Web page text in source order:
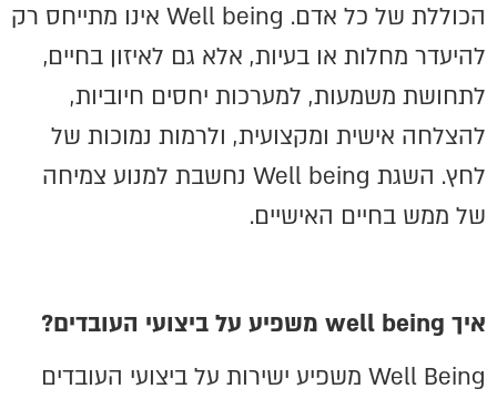
הכוללת של כל אדם. Well being אינו מתייחס רק
להיעדר מחלות או בעיות, אלא גם לאיזון בחיים,
לתחושת משמעות, למערכות יחסים חיוביות,
להצלחה אישית ומקצועית, ולרמות נמוכות של
לחץ. השגת Well being נחשבת למנוע צמיחה
של ממש בחיים האישיים.
איך well being משפיע על ביצועי העובדים?
Well Being משפיע ישירות על ביצועי העובדים